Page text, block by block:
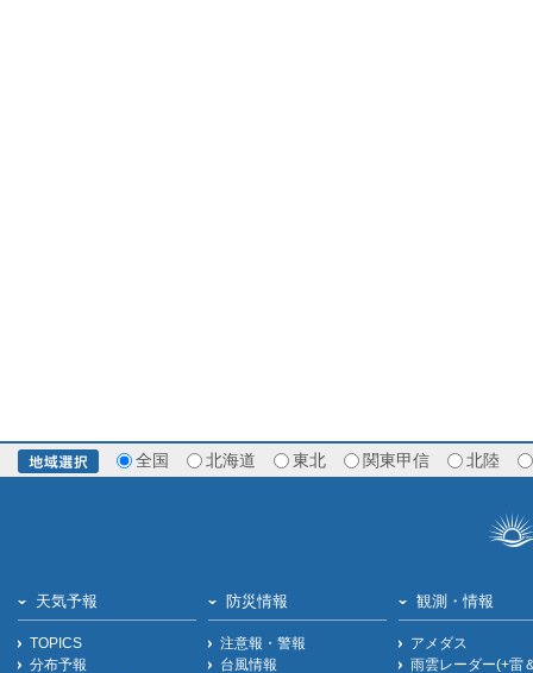
全国 北海道 東北 関東甲信 北陸
天気予報
TOPICS
分布予報
防災情報
注意報・警報
台風情報
観測・情報
アメダス
雨雲レーダー(+雷